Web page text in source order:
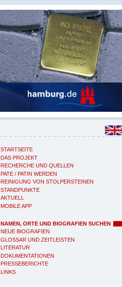
STARTSEITE
DAS PROJEKT
RECHERCHE UND QUELLEN
PATE / PATIN WERDEN
REINIGUNG VON STOLPERSTEINEN
STANDPUNKTE
AKTUELL
MOBILE APP
NAMEN, ORTE UND BIOGRAFIEN SUCHEN
NEUE BIOGRAFIEN
GLOSSAR UND ZEITLEISTEN
LITERATUR
DOKUMENTATIONEN
PRESSEBERICHTE
LINKS